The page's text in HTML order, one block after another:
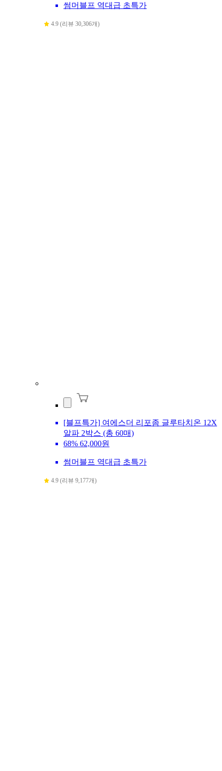
썸머블프 역대급 초특가
4.9 (리뷰 30,306개)
[블프특가] 여에스더 리포좀 글루타치온 12X
알파 2박스 (총 60매)
68% 62,000원
썸머블프 역대급 초특가
4.9 (리뷰 9,177개)